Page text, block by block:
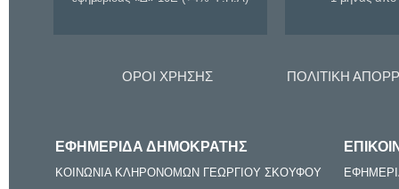
ΟΡΟΙ ΧΡΗΣΗΣ ΠΟΛΙΤΙΚΗ
ΕΦΗΜΕΡΙΔΑ ΔΗΜΟΚΡΑΤΗΣ
ΚΟΙΝΩΝΙΑ ΚΛΗΡΟΝΟΜΩΝ ΓΕΩΡΓΙΟΥ ΣΚΟΥΦΟΥ